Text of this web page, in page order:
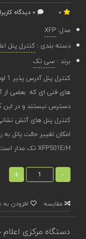
مدل:XFP
دسته بندی :کنترل پنل
برند : سی تک
های فنی ای که بعضی از
دسترس نیستند و در این
کنترل پنل های آتش
امکان تغییر حالت پانل
XFP501E/H تک مدار است که 16 زون را پوشش می دهد.
-
+
مقایسه افزودن به
دستگاه مرکزی